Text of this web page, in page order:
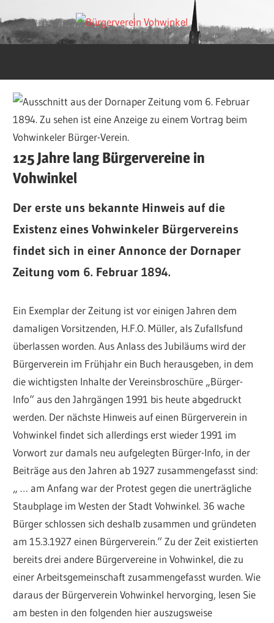
Inhalt
springen
Die
Bürgervereins
Wuppertal-
Vohwinkel
125 Jahre lang Bürgervereine in
Vohwinkel
Der erste uns bekannte Hinweis auf die
Existenz eines Vohwinkeler Bürgervereins
findet sich in einer Annonce der Dornaper
Zeitung vom 6. Februar 1894.
Ein Exemplar der Zeitung ist vor einigen Jahren dem
damaligen Vorsitzenden, H.F.O. Müller, als Zufallsfund
überlassen worden. Aus Anlass des Jubiläums wird der
Bürgerverein im Frühjahr ein Buch herausgeben, in dem
die wichtigsten Inhalte der Vereinsbroschüre „Bürger-
Info“ aus den Jahrgängen 1991 bis heute abgedruckt
werden. Der nächste Hinweis auf einen Bürgerverein in
Vohwinkel findet sich allerdings erst wieder 1991 im
Vorwort zur damals neu aufgelegten Bürger-Info, in der
Beiträge aus den Jahren ab 1927 zusammengefasst sind:
„ … am Anfang war der Protest gegen die unerträgliche
Staubplage im Westen der Stadt Vohwinkel. 36 wache
Bürger schlossen sich deshalb zusammen und gründeten
am 15.3.1927 einen Bürgerverein.“ Zu der Zeit existierten
bereits drei andere Bürgervereine in Vohwinkel, die zu
einer Arbeitsgemeinschaft zusammengefasst wurden. Wie
daraus der Bürgerverein Vohwinkel hervorging, lesen Sie
am besten in den folgenden hier auszugsweise